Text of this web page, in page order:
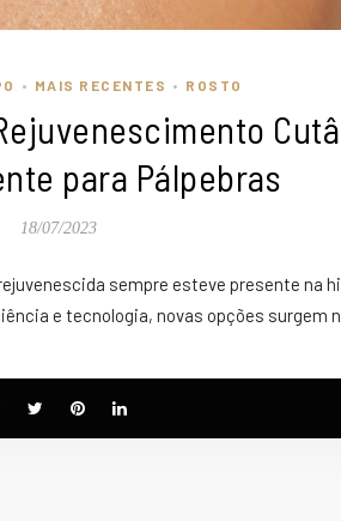
• MAIS RECENTES • ROSTO
para Pálpebras
18/07/2023
sempre esteve presente na
e tecnologia, novas opções surgem